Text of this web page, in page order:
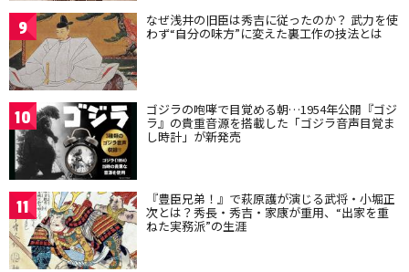
9 なぜ浅井の旧臣は秀吉に従ったのか？ 武力を使
わず“自分の味方”に変えた裏工作の技法とは
10 ゴジラの咆哮で目覚める朝…1954年公開『ゴジ
ラ』の貴重音源を搭載した「ゴジラ音声目覚ま
し時計」が新発売
11 『豊臣兄弟！』で萩原護が演じる武将・小堀正
次とは？秀長・秀吉・家康が重用、“出家を重
ねた実務派”の生涯